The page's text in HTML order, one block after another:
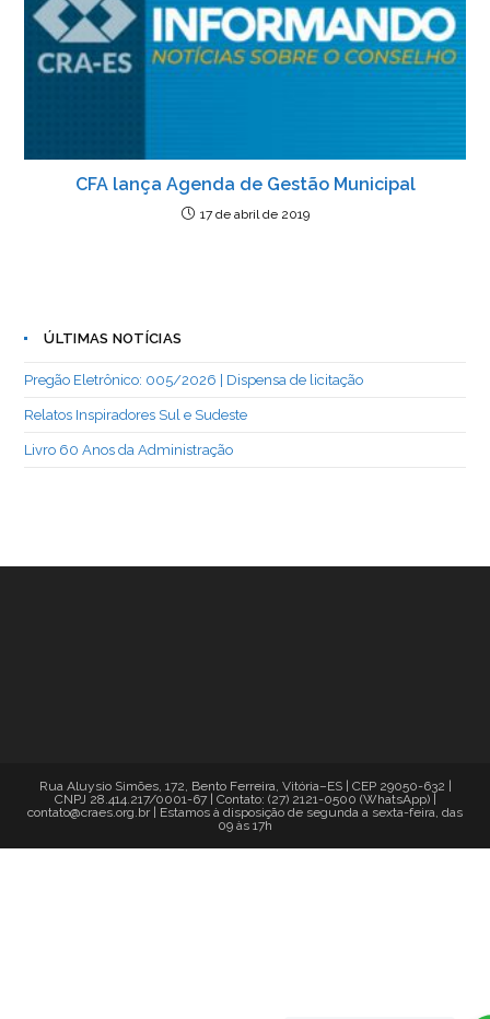
CFA lança Agenda de Gestão Municipal
17 de abril de 2019
ÚLTIMAS NOTÍCIAS
Pregão Eletrônico: 005/2026 | Dispensa de licitação
Relatos Inspiradores Sul e Sudeste
Livro 60 Anos da Administração
Rua Aluysio Simões, 172, Bento Ferreira, Vitória–ES | CEP 29050-632 |
CNPJ 28.414.217/0001-67 | Contato: (27) 2121-0500 (WhatsApp) |
contato@craes.org.br | Estamos à disposição de segunda a sexta-feira, das
09 às 17h